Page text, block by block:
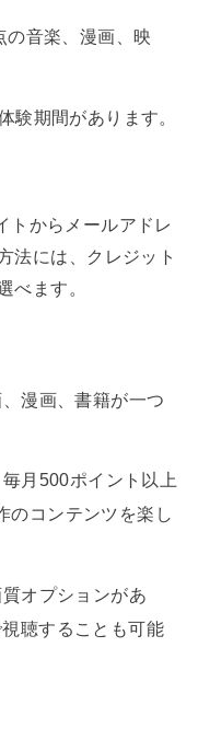
の音楽、漫画、映
験期間があります。
トからメールアドレ
法には、クレジット
べます。
漫画、書籍が一つ
月500ポイント以上
のコンテンツを楽し
オプションがあ
聴することも可能